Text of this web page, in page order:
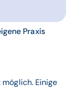
Praxis
Einige